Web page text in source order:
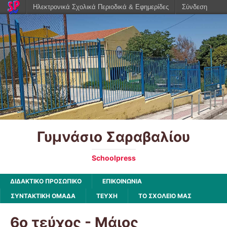
Γυμνάσιο Σαραβαλίου
Schoolpress
ΔΙΔΑΚΤΙΚΟ ΠΡΟΣΩΠΙΚΟ
ΕΠΙΚΟΙΝΩΝΙΑ
ΣΥΝΤΑΚΤΙΚΗ ΟΜΑΔΑ
ΤΕΥΧΗ ΤΟ ΣΧΟΛΕΙΟ ΜΑΣ
6ο τεύχος - Μάιος
Ηλεκτρονικά Σχολικά Περιοδικά & Εφημερίδες Σύνδεση